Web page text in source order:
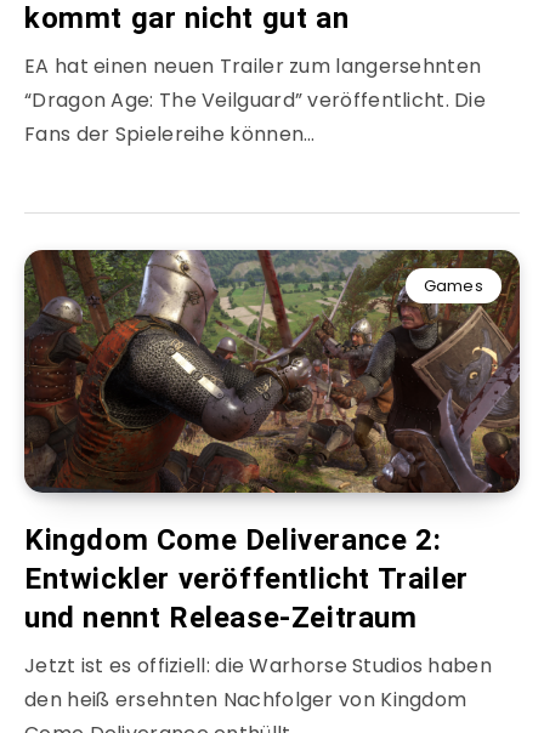
kommt gar nicht gut an
EA hat einen neuen Trailer zum langersehnten
“Dragon Age: The Veilguard” veröffentlicht. Die
Fans der Spielereihe können…
Games
Kingdom Come Deliverance 2:
Entwickler veröffentlicht Trailer
und nennt Release-Zeitraum
Jetzt ist es offiziell: die Warhorse Studios haben
den heiß ersehnten Nachfolger von Kingdom